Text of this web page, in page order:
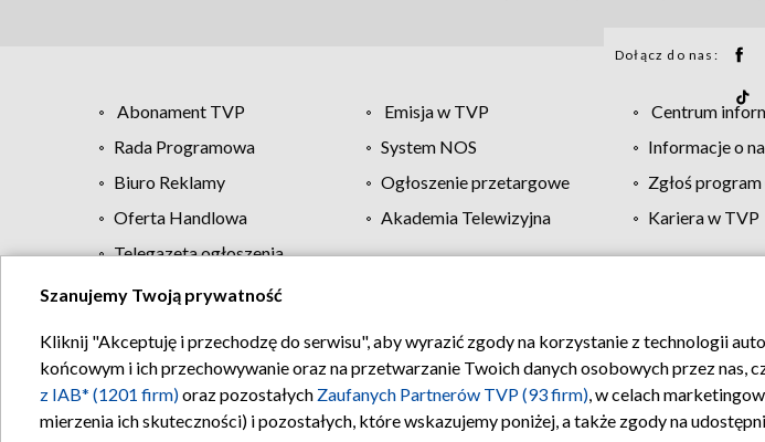
Dołącz do nas:
Abonament TVP Emisja w TVP Centrum
Rada Programowa
System NOS Informacje o
Biuro Reklamy
Ogłoszenie przetargowe Zgłoś
Oferta Handlowa
Akademia Telewizyjna Kariera w TVP
Telegazeta ogłoszenia
Regulamin TVP Polityka prywatności Moje
Szanujemy Twoją prywatność
Kliknij "Akceptuję i przechodzę do serwisu", aby wyrazić zgody na korzystanie z technologii
końcowym i ich przechowywanie oraz na przetwarzanie Twoich danych osobowych przez nas,
z IAB* (1201 firm)oraz pozostałych Zaufanych Partnerów TVP (93 firm), w celach
mierzenia ich skuteczności) i pozostałych, które wskazujemy poniżej, a także zgody na